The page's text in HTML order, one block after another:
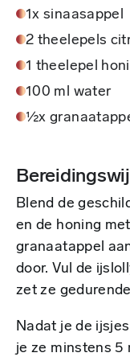
1x sinaasappel
2 theelepels
1 theelepel
100 ml water
½x
Blend de
en de honing
granaatappel
door. Vul de
zet ze
Nadat je de
je ze minstens 5